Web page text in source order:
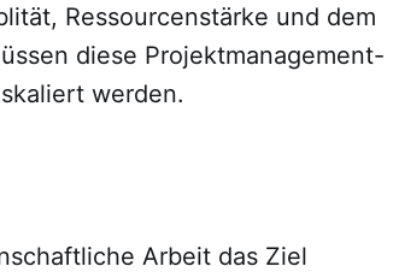
Ressourcenstärke und dem
diese Projektmanagement-
werden.
Arbeit das Ziel